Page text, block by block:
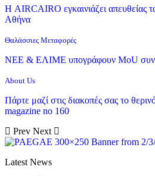
Η AIRCAIRO εγκαινιάζει απευθείας
Αθήνα
Θαλάσσιες Μεταφορές
ΝΕΕ & ΕΛΙΜΕ υπογράφουν MoU
About Us
Πάρτε μαζί στις διακοπές σας το
magazine no 160
Prev Next
Latest News